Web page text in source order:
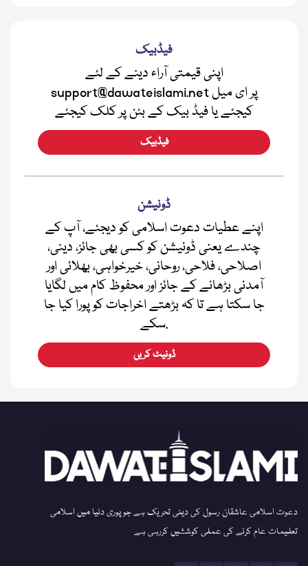
فیڈبیک
اپنی قیمتی آراء دینے کے لئے
support@dawateislami.net پر ای میل
کیجئے یا فیڈ بیک کے بٹن پر کلک کیجئے
فیڈبیک
ڈونیشن
اپنے عطیات دعوت اسلامی کو دیجئے، آپ کے
چندے یعنی ڈونیشن کو کسی بھی جائز، دینی،
اصلاحی، فلاحی، روحانی، خیرخواہی، بھلائی اور
آمدنی بڑھانے کے جائز اور محفوظ کام میں لگایا
جا سکتا ہے تا کہ بڑھتے اخراجات کو پورا کیا جا
سکے.
ڈونیٹ کریں
دعوت اسلامی عاشقان رسول کی دینی تحریک ہے جو پوری دنیا میں اسلامی
تعلیمات عام کرنے کی عملی کوششیں کررہی ہے